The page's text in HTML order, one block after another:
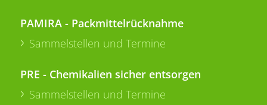
PAMIRA - Packmittelrücknahme
Sammelstellen und Termine
PRE - Chemikalien sicher entsorgen
Sammelstellen und Termine